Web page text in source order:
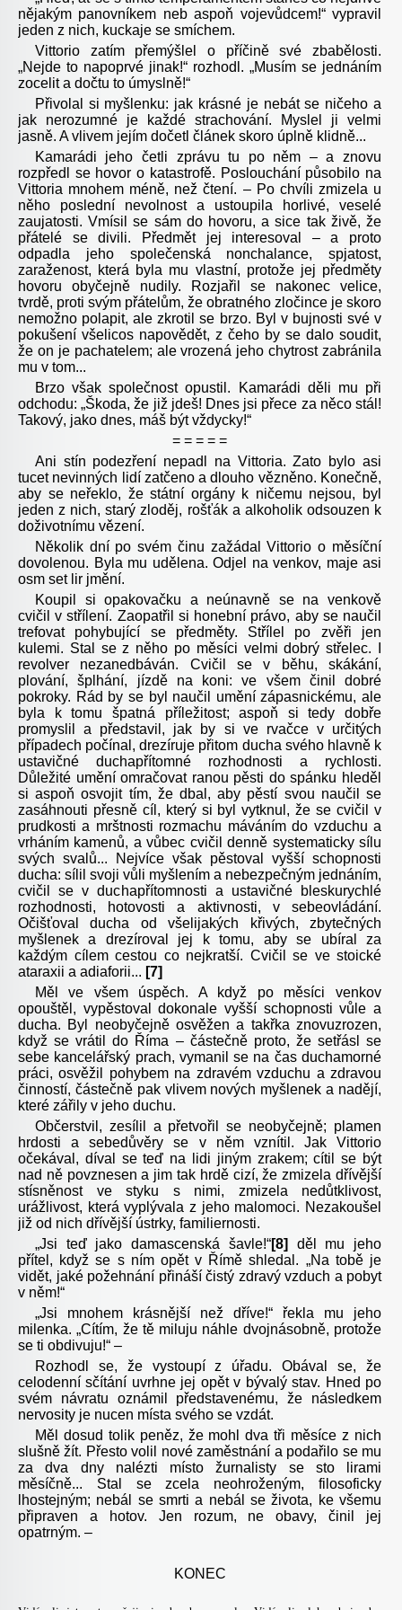
nějakým panovníkem neb aspoň vojevůdcem!“ vypravil
jeden z nich, kuckaje se smíchem.
Vittorio zatím přemýšlel o příčině své zbabělosti.
„Nejde to napoprvé jinak!“ rozhodl. „Musím se jednáním
zocelit a dočtu to úmyslně!“
Přivolal si myšlenku: jak krásné je nebát se ničeho a
jak nerozumné je každé strachování. Myslel ji velmi
jasně. A vlivem jejím dočetl článek skoro úplně klidně...
Kamarádi jeho četli zprávu tu po něm – a znovu
rozpředl se hovor o katastrofě. Poslouchání působilo na
Vittoria mnohem méně, než čtení. – Po chvíli zmizela u
něho poslední nevolnost a ustoupila horlivé, veselé
zaujatosti. Vmísil se sám do hovoru, a sice tak živě, že
přátelé se divili. Předmět jej interesoval – a proto
odpadla jeho společenská nonchalance, spjatost,
zaraženost, která byla mu vlastní, protože jej předměty
hovoru obyčejně nudily. Rozjařil se nakonec velice,
tvrdě, proti svým přátelům, že obratného zločince je skoro
nemožno polapit, ale zkrotil se brzo. Byl v bujnosti své v
pokušení všelicos napovědět, z čeho by se dalo soudit,
že on je pachatelem; ale vrozená jeho chytrost zabránila
mu v tom...
Brzo však společnost opustil. Kamarádi děli mu při
odchodu: „Škoda, že již jdeš! Dnes jsi přece za něco stál!
Takový, jako dnes, máš být vždycky!“
= = = = =
Ani stín podezření nepadl na Vittoria. Zato bylo asi
tucet nevinných lidí zatčeno a dlouho vězněno. Konečně,
aby se neřeklo, že státní orgány k ničemu nejsou, byl
jeden z nich, starý zloděj, rošťák a alkoholik odsouzen k
doživotnímu vězení.
Několik dní po svém činu zažádal Vittorio o měsíční
dovolenou. Byla mu udělena. Odjel na venkov, maje asi
osm set lir jmění.
Koupil si opakovačku a neúnavně se na venkově
cvičil v střílení. Zaopatřil si honební právo, aby se naučil
trefovat pohybující se předměty. Střílel po zvěři jen
kulemi. Stal se z něho po měsíci velmi dobrý střelec. I
revolver nezanedbáván. Cvičil se v běhu, skákání,
plování, šplhání, jízdě na koni: ve všem činil dobré
pokroky. Rád by se byl naučil umění zápasnickému, ale
byla k tomu špatná příležitost; aspoň si tedy dobře
promyslil a představil, jak by si ve rvačce v určitých
případech počínal, drezíruje přitom ducha svého hlavně k
ustavičné duchapřítomné rozhodnosti a rychlosti.
Důležité umění omračovat ranou pěsti do spánku hleděl
si aspoň osvojit tím, že dbal, aby pěstí svou naučil se
zasáhnouti přesně cíl, který si byl vytknul, že se cvičil v
prudkosti a mrštnosti rozmachu máváním do vzduchu a
vrháním kamenů, a vůbec cvičil denně systematicky sílu
svých svalů... Nejvíce však pěstoval vyšší schopnosti
ducha: sílil svoji vůli myšlením a nebezpečným jednáním,
cvičil se v duchapřítomnosti a ustavičné bleskurychlé
rozhodnosti, hotovosti a aktivnosti, v sebeovládání.
Očišťoval ducha od všelijakých křivých, zbytečných
myšlenek a drezíroval jej k tomu, aby se ubíral za
každým cílem cestou co nejkratší. Cvičil se ve stoické
ataraxii a adiaforii... [7]
Měl ve všem úspěch. A když po měsíci venkov
opouštěl, vypěstoval dokonale vyšší schopnosti vůle a
ducha. Byl neobyčejně osvěžen a takřka znovuzrozen,
když se vrátil do Říma – částečně proto, že setřásl se
sebe kancelářský prach, vymanil se na čas duchamorné
práci, osvěžil pohybem na zdravém vzduchu a zdravou
činností, částečně pak vlivem nových myšlenek a nadějí,
které zářily v jeho duchu.
Občerstvil, zesílil a přetvořil se neobyčejně; plamen
hrdosti a sebedůvěry se v něm vznítil. Jak Vittorio
očekával, díval se teď na lidi jiným zrakem; cítil se být
nad ně povznesen a jim tak hrdě cizí, že zmizela dřívější
stísněnost ve styku s nimi, zmizela nedůtklivost,
urážlivost, která vyplývala z jeho malomoci. Nezakoušel
již od nich dřívější ústrky, familiernosti.
„Jsi teď jako damascenská šavle!“[8]
děl mu jeho
přítel, když se s ním opět v Římě shledal. „Na tobě je
vidět, jaké požehnání přináší čistý zdravý vzduch a pobyt
v něm!“
„Jsi mnohem krásnější než dříve!“ řekla mu jeho
milenka. „Cítím, že tě miluju náhle dvojnásobně, protože
se ti obdivuju!“ –
Rozhodl se, že vystoupí z úřadu. Obával se, že
celodenní sčítání uvrhne jej opět v bývalý stav. Hned po
svém návratu oznámil představenému, že následkem
nervosity je nucen místa svého se vzdát.
Měl dosud tolik peněz, že mohl dva tři měsíce z nich
slušně žít. Přesto volil nové zaměstnání a podařilo se mu
za dva dny nalézti místo žurnalisty se sto lirami
měsíčně... Stal se zcela neohroženým, filosoficky
lhostejným; nebál se smrti a nebál se života, ke všemu
připraven a hotov. Jen rozum, ne obavy, činil jej
opatrným. –
KONEC